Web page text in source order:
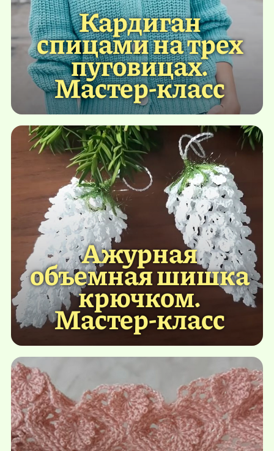
Кардиган
спицами на трех
пуговицах.
Мастер-класс
Ажурная
объемная шишка
крючком.
Мастер-класс